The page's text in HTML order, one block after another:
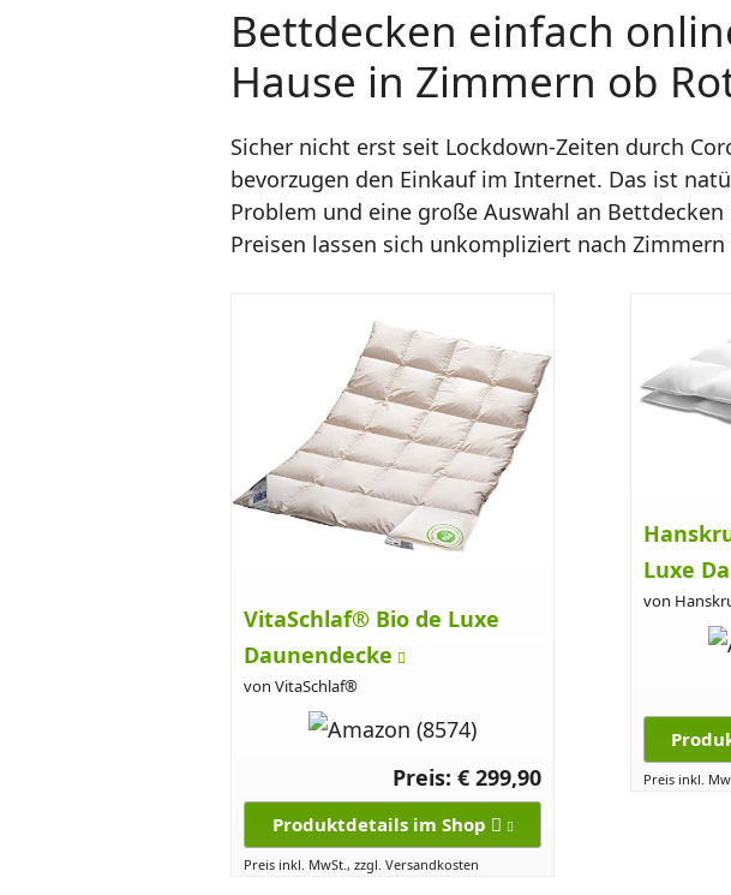
Bettdecken einfach
Hause in Zimmern ob
Sicher nicht erst seit Lockdown-Zeiten durch
bevorzugen den Einkauf im Internet. Das ist
Problem und eine große Auswahl an
Preisen lassen sich unkompliziert nach
VitaSchlaf® Bio de Luxe
Daunendecke
von VitaSchlaf®
Preis: € 299,90
Produktdetails im Shop
Preis inkl. MwSt., zzgl. Versandkosten
Luxe
von
Preis inkl.